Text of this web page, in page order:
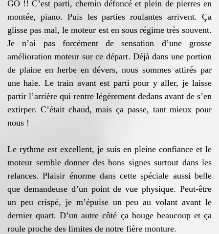
GO !! C’est parti, chemin défoncé et plein de pierres en
montée, piano. Puis les parties roulantes arrivent. Ça
glisse pas mal, le moteur est en sous régime très souvent.
Je n’ai pas forcément de sensation d’une grosse
amélioration moteur sur ce départ. Déjà dans une portion
de plaine en herbe en dévers, nous sommes attirés par
une haie. Le train avant est parti pour y aller, je laisse
partir l’arrière qui rentre légèrement dedans avant de s’en
extirper. C’était chaud, mais ça passe, tant mieux pour
nous !
Le rythme est excellent, je suis en pleine confiance et le
moteur semble donner des bons signes surtout dans les
relances. Plaisir énorme dans cette spéciale aussi belle
que demandeuse d’un point de vue physique. Peut-être
un peu crispé, je m’épuise un peu au volant avant le
dernier quart. D’un autre côté ça bouge beaucoup et ça
roule proche des limites de notre fière monture.